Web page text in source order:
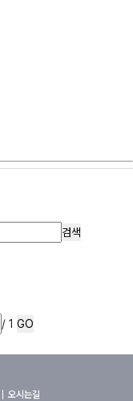
검색
/ 1 GO
오시는길